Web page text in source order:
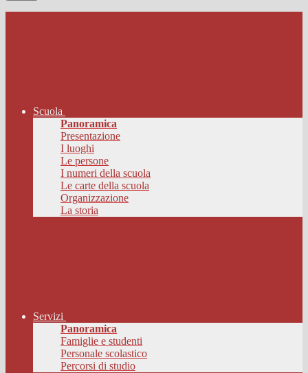
Scuola
Panoramica
Presentazione
I luoghi
Le persone
I numeri della scuola
Le carte della scuola
Organizzazione
La storia
Servizi
Panoramica
Famiglie e studenti
Personale scolastico
Percorsi di studio